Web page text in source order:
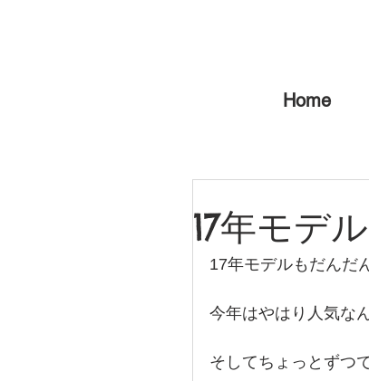
Home
17年モデ
17年モデルもだんだ
今年はやはり人気な
そしてちょっとずつ